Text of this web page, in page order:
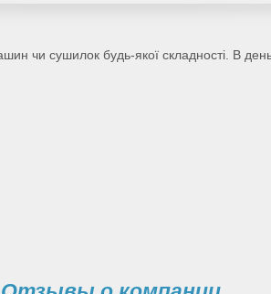
чи сушилок будь-якої складності. В